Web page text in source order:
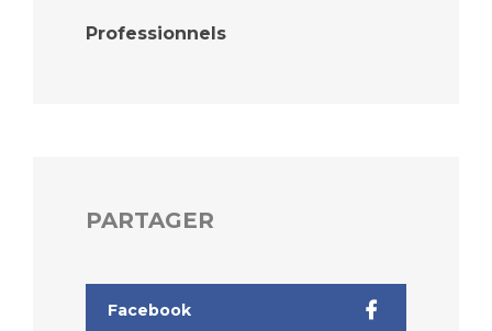
Professionnels
PARTAGER
Facebook